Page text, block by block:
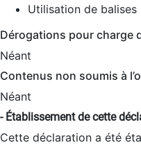
Utilisation de
Dérogations pour charge
Néant
Contenus non soumis à
Néant
- Établissement de cette
Cette déclaration a été